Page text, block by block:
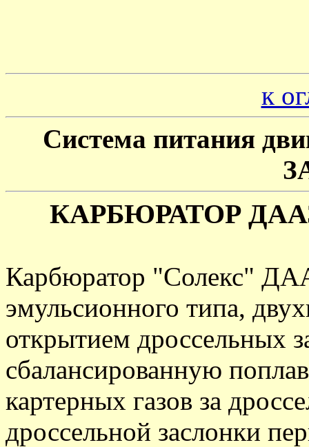
к
Система питания
КАРБЮРАТОР ДААЗ
Карбюратор "Солекс"
эмульсионного типа,
открытием дроссельных
сбалансированную
картерных газов за
дроссельной заслонки